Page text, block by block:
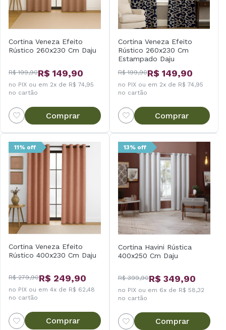
Cortina Veneza Efeito
Rústico 260x230 Cm Daju
R$ 199,90R$ 149,90
no PIX ou em 2x de R$ 74,95
no cartão
Comprar
Cortina Veneza Efeito
Rústico 260x230 Cm
Estampado Daju
R$ 199,90R$ 149,90
no PIX ou em 2x de R$ 74,95
no cartão
Comprar
11% off
Cortina Veneza Efeito
Rústico 400x230 Cm Daju
R$ 279,90R$ 249,90
no PIX ou em 4x de R$ 62,48
no cartão
Comprar
13% off
Cortina Havini Rústica
400x250 Cm Daju
R$ 399,90R$ 349,90
no PIX ou em 6x de R$ 58,32
no cartão
Comprar